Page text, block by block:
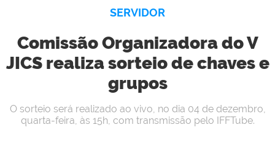
SERVIDOR
Comissão Organizadora do V
JICS realiza sorteio de chaves e
grupos
O sorteio será realizado ao vivo, no dia 04 de dezembro,
quarta-feira, às 15h, com transmissão pelo IFFTube.